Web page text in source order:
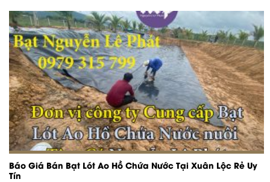
Báo Giá Bán Bạt Lót Ao Hồ Chứa Nước Tại Xuân Lộc Rẻ Uy
Tín